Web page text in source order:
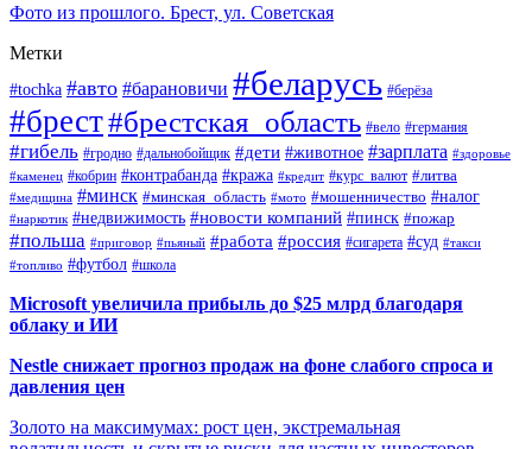
Фото из прошлого. Брест, ул. Советская
Метки
#tochka #авто #барановичи #беларусь #берёза
#брест#брестская_область #вело #германия
#гибель #гродно #дальнобойщик #дети #животное #зарплата #здоровье
#каменец #кобрин #контрабанда #кража #кредит #курс_валют #литва
#медицина #минск #минская_область #мото #мошенничество #налог
#наркотик #недвижимость #новости компаний #пинск #пожар
#польша #приговор #пьяный #работа #россия #сигарета #суд #такси
#топливо #футбол #школа
Microsoft увеличила прибыль до $25 млрд благодаря
облаку и ИИ
Nestle снижает прогноз продаж на фоне слабого спроса и
давления цен
Золото на максимумах: рост цен, экстремальная